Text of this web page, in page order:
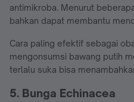
antimikroba. Menurut
bahkan dapat membantu
Cara paling efektif sebagai
mengonsumsi bawang putih
terlalu suka bisa
5. Bunga Echinacea